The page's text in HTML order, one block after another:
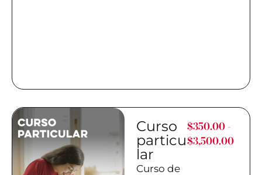
Curso
particu
lar
Curso de
$350.00-
$3,500.00